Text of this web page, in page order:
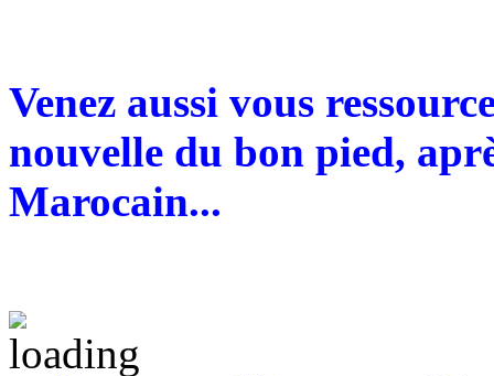
Venez aussi vous
nouvelle du bon pied,
Marocain...